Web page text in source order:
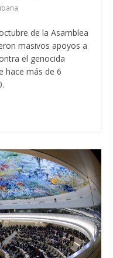
de la Asamblea
masivos apoyos a
el genocida
hace más de 6